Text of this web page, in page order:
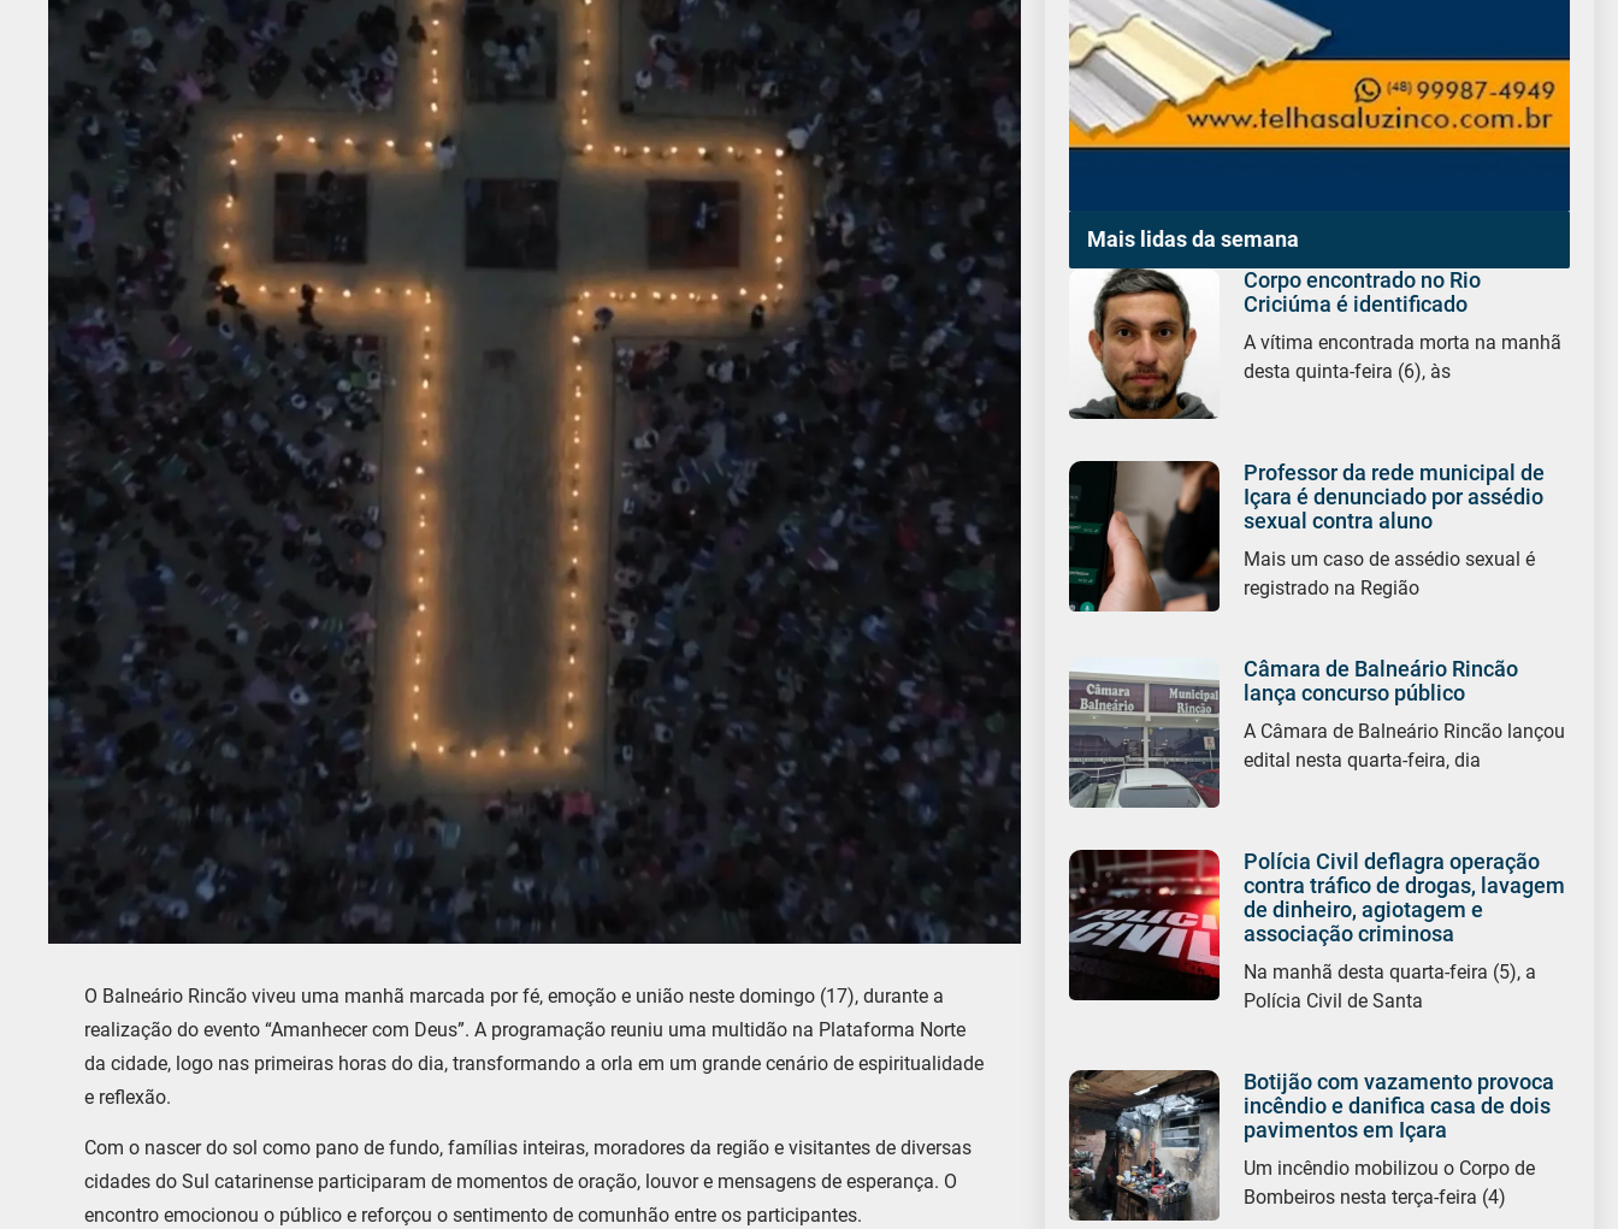
O Balneário Rincão viveu uma manhã marcada por fé, emoção e união neste domingo (17), durante a
realização do evento “Amanhecer com Deus”. A programação reuniu uma multidão na Plataforma Norte
da cidade, logo nas primeiras horas do dia, transformando a orla em um grande cenário de espiritualidade
e reflexão.
Com o nascer do sol como pano de fundo, famílias inteiras, moradores da região e visitantes de diversas
cidades do Sul catarinense participaram de momentos de oração, louvor e mensagens de esperança. O
encontro emocionou o público e reforçou o sentimento de comunhão entre os participantes.
Mais lidas da semana
Corpo encontrado no Rio
Criciúma é identificado
A vítima encontrada morta na manhã
desta quinta-feira (6), às
Professor da rede municipal de
Içara é denunciado por assédio
sexual contra aluno
Mais um caso de assédio sexual é
registrado na Região
Câmara de Balneário Rincão
lança concurso público
A Câmara de Balneário Rincão lançou
edital nesta quarta-feira, dia
Polícia Civil deflagra operação
contra tráfico de drogas, lavagem
de dinheiro, agiotagem e
associação criminosa
Na manhã desta quarta-feira (5), a
Polícia Civil de Santa
Botijão com vazamento provoca
incêndio e danifica casa de dois
pavimentos em Içara
Um incêndio mobilizou o Corpo de
Bombeiros nesta terça-feira (4)